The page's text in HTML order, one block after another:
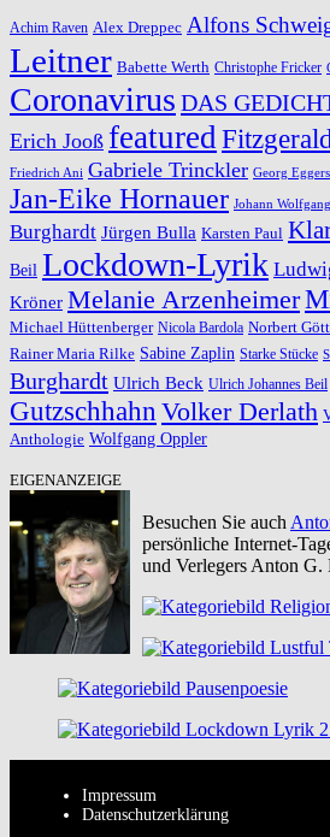
Achim Raven Alex Dreppec Alfons
Leitner Babette Werth Christophe Fricker
Coronavirus DAS
Erich Jooß featured
Friedrich Ani Gabriele Trinckler Georg Eggers
Jan-Eike Hornauer Johann
Burghardt Jürgen Bulla Karsten Paul
Beil Lockdown-Lyrik
Kröner Melanie Arzenheimer
Michael Hüttenberger Nicola Bardola Norbert
Rainer Maria Rilke Sabine Zaplin Starke Stücke
Burghardt Ulrich Beck Ulrich Johannes Beil
Gutzschhahn Volker Derlath
Anthologie Wolfgang Oppler
EIGENANZEIGE
Besuchen Sie auch
persönliche Internet-
und Verlegers Anton G.
Impressum
Datenschutzerklärung